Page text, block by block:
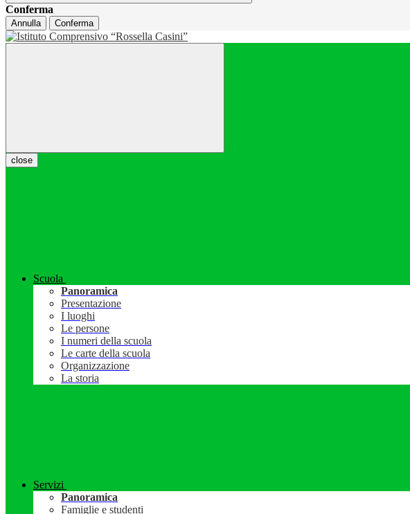
Conferma
Annulla Conferma
close
Scuola
Panoramica
Presentazione
I luoghi
Le persone
I numeri della scuola
Le carte della scuola
Organizzazione
La storia
Servizi
Panoramica
Famiglie e studenti